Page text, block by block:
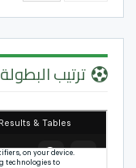
ترتيب البطولة